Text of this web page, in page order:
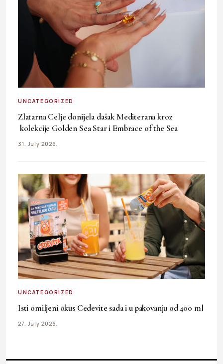
UNCATEGORIZED
Zlatarna Celje donijela dašak Mediterana kroz
kolekcije Golden Sea Star i Embrace of the Sea
31. July 2026.
UNCATEGORIZED
Isti omiljeni okus Cedevite sada i u pakovanju od 400 ml
27. July 2026.